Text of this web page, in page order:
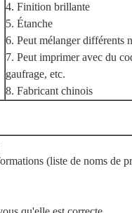
4. Finition brillante
5. Étanche
6. Peut mélanger différents
7. Peut imprimer avec du
gaufrage, etc.
8. Fabricant chinois
(liste de noms de